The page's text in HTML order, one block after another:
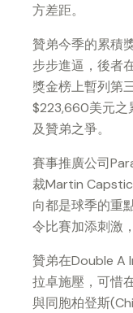
方差距。
贊弟今季的累積
步步進逼，後者
獎金榜上暫列第
$223,660美元之
及贊弟之爭。
賽事推廣公司
裁Martin
向都是球季的重
令比賽加添刺激
贊弟在Double A
拉卓施壓，可惜
與同胞柏登斯